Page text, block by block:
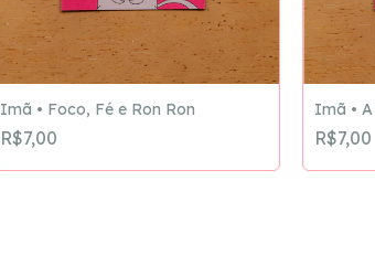
Imã • Foco, Fé e Ron Ron
R$7,00
Imã •
R$7,00